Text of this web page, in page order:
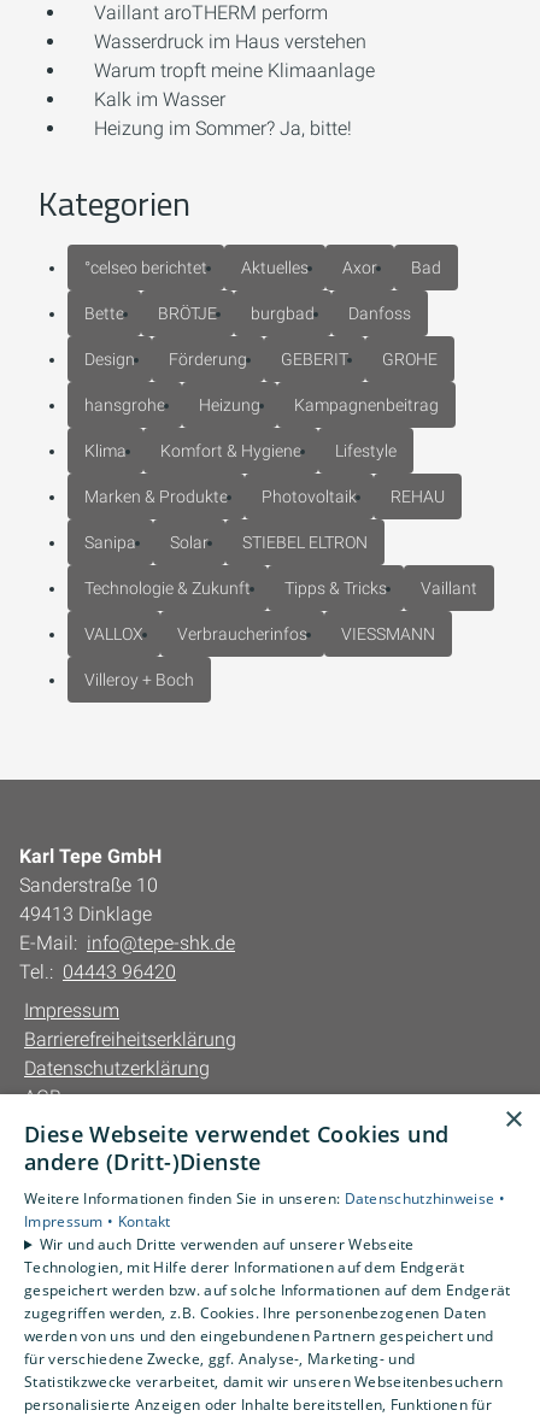
Vaillant aroTHERM perform
Wasserdruck im Haus verstehen
Warum tropft meine Klimaanlage
Kalk im Wasser
Heizung im Sommer? Ja, bitte!
Kategorien
°celseo berichtet Aktuelles Axor Bad
Bette BRÖTJE burgbad Danfoss
Design Förderung GEBERIT GROHE
hansgrohe Heizung Kampagnenbeitrag
Klima Komfort & Hygiene Lifestyle
Marken & Produkte Photovoltaik REHAU
Sanipa Solar STIEBEL ELTRON
Technologie & Zukunft Tipps & Tricks Vaillant
VALLOX Verbraucherinfos VIESSMANN
Villeroy + Boch
Karl Tepe GmbH
Sanderstraße 10
49413 Dinklage
E-Mail: info@tepe-shk.de
Tel.: 04443 96420
Impressum
Barrierefreiheitserklärung
Datenschutzerklärung
AGB
Unsere Bereiche
Gewerbekunden
Karriere
Unternehmen
Kontakt
×
Diese Webseite verwendet Cookies und
andere (Dritt-)Dienste
Weitere Informationen finden Sie in unseren: Datenschutzhinweise •
Impressum • Kontakt
Wir und auch Dritte verwenden auf unserer Webseite
Technologien, mit Hilfe derer Informationen auf dem Endgerät
gespeichert werden bzw. auf solche Informationen auf dem Endgerät
zugegriffen werden, z.B. Cookies. Ihre personenbezogenen Daten
werden von uns und den eingebundenen Partnern gespeichert und
für verschiedene Zwecke, ggf. Analyse-, Marketing- und
Statistikzwecke verarbeitet, damit wir unseren Webseitenbesuchern
personalisierte Anzeigen oder Inhalte bereitstellen, Funktionen für